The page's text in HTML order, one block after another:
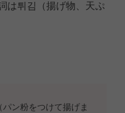
は튀김（揚げ物、天ぷ
ン粉をつけて揚げま